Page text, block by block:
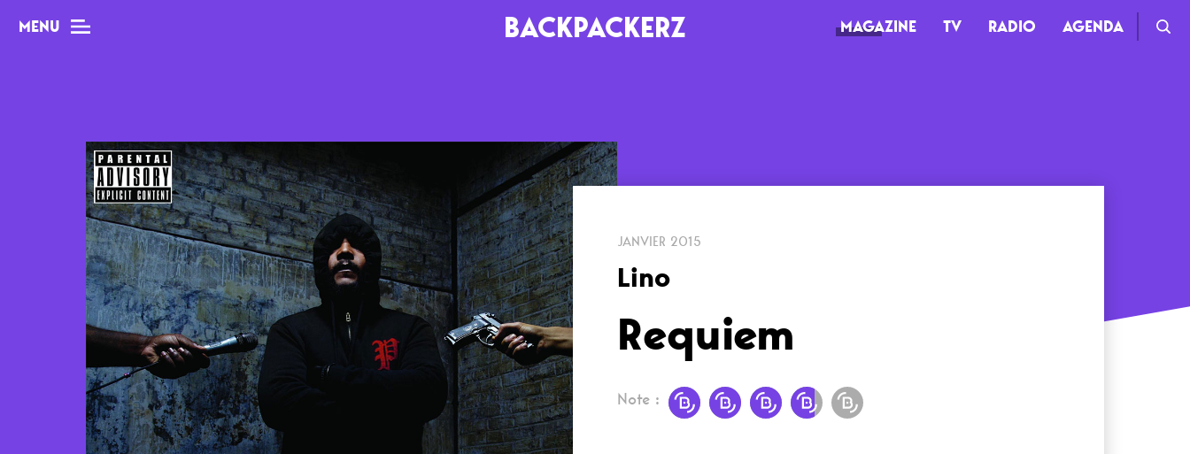
MENU BACKPACKERZ MAGAZINE TV RADIO AGENDA
Dossiers
Tops
Interviews
Chroniques
Sorties
Newsletter
Festivals
Mixes
JANVIER 2015
Lino
Requiem
Note :